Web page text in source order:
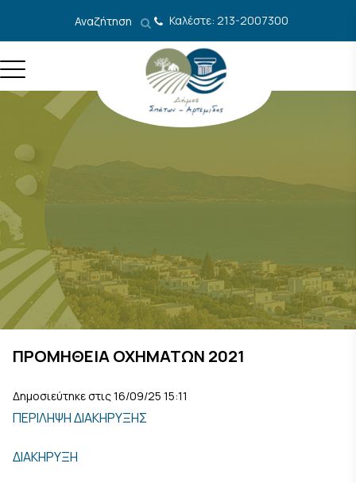
Αναζήτηση Καλέστε: 213-2007300
ΠΡΟΜΗΘΕΙΑ ΟΧΗΜΑΤΩΝ 2021
Δημοσιεύτηκε στις 16/09/25 15:11
ΠΕΡΙΛΗΨΗ ΔΙΑΚΗΡΥΞΗΣ
ΔΙΑΚΗΡΥΞΗ